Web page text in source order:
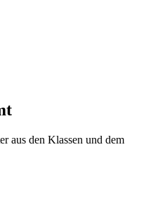
aus den Klassen und dem